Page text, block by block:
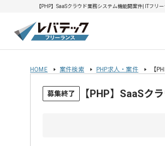
【PHP】SaaSクラウド業務システム機能開案件| ITフ
HOME 案件検索 PHP求人・案件 【
募集終了 【PHP】SaaSク